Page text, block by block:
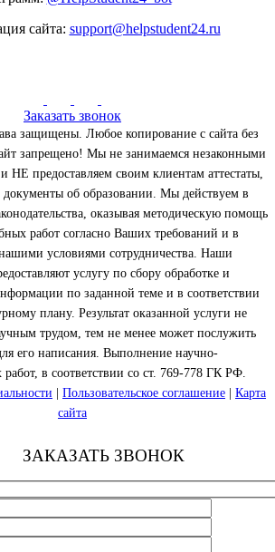
сайта: support@helpstudent24.ru
Заказать звонок
защищены. Любое копирование с сайта без
запрещено! Мы не занимаемся незаконными
НЕ предоставляем своим клиентам аттестаты,
об образовании. Мы действуем в
оказывая методическую помощь
работ согласно Ваших требований и в
нашими условиями сотрудничества. Наши
услугу по сбору обработке и
по заданной теме и в соответствии
плану. Результат оказанной услуги не
трудом, тем не менее может послужить
его написания. Выполнение научно-
работ, в соответствии со ст. 769-778 ГК РФ.
Пользовательское соглашение
Карта
сайта
ЗАКАЗАТЬ ЗВОНОК